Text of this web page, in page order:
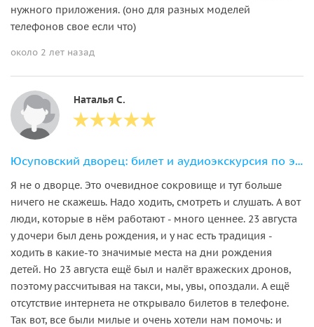
нужного приложения. (оно для разных моделей
телефонов свое если что)
около 2 лет назад
Наталья С.
Юсуповский дворец: билет и аудиоэкскурсия по экспозиции про Распутина
Я не о дворце. Это очевидное сокровище и тут больше
ничего не скажешь. Надо ходить, смотреть и слушать. А вот
люди, которые в нём работают - много ценнее. 23 августа
у дочери был день рождения, и у нас есть традиция -
ходить в какие-то значимые места на дни рождения
детей. Но 23 августа ещё был и налёт вражеских дронов,
поэтому рассчитывая на такси, мы, увы, опоздали. А ещё
отсутствие интернета не открывало билетов в телефоне.
Так вот, все были милые и очень хотели нам помочь: и